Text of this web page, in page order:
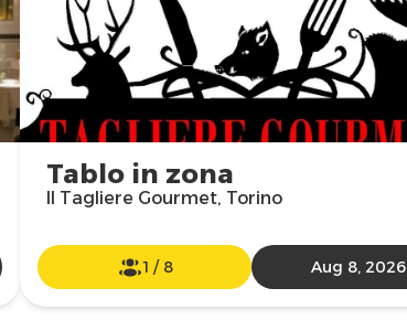
Tablo in zona
Il Tagliere Gourmet, Torino
1 / 8 Aug 8, 2026